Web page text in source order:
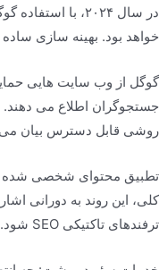
در سال ۲۰۲۴،
خواهد بود. بهینه سازی
گوگل از وب سایت هایی
جستجوگران اطلاع می
روشی قابل دسترس بیان
تطبیق محتوای شخصی شده با
کلی، این روند به دورانی
ترفندهای تاکتیکی SEO شود.